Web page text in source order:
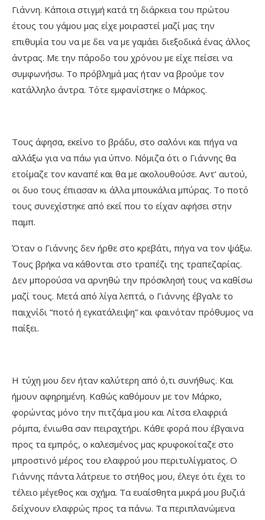
Γιάννη. Κάποια στιγμή κατά τη διάρκεια του πρώτου
έτους του γάμου μας είχε μοιραστεί μαζί μας την
επιθυμία του να με δει να με γαμάει διεξοδικά ένας άλλος
άντρας. Με την πάροδο του χρόνου με είχε πείσει να
συμφωνήσω. Το πρόβλημά μας ήταν να βρούμε τον
κατάλληλο άντρα. Τότε εμφανίστηκε ο Μάρκος.
Τους άφησα, εκείνο το βράδυ, στο σαλόνι και πήγα να
αλλάξω για να πάω για ύπνο. Νόμιζα ότι ο Γιάννης θα
ετοίμαζε τον καναπέ και θα με ακολουθούσε. Αντ’ αυτού,
οι δυο τους έπιασαν κι άλλα μπουκάλια μπύρας. Το ποτό
τους συνεχίστηκε από εκεί που το είχαν αφήσει στην
παμπ.
Όταν ο Γιάννης δεν ήρθε στο κρεβάτι, πήγα να τον ψάξω.
Τους βρήκα να κάθονται στο τραπέζι της τραπεζαρίας.
Δεν μπορούσα να αρνηθώ την πρόσκλησή τους να καθίσω
μαζί τους. Μετά από λίγα λεπτά, ο Γιάννης έβγαλε το
παιχνίδι “ποτό ή εγκατάλειψη” και φαινόταν πρόθυμος να
παίξει.
Η τύχη μου δεν ήταν καλύτερη από ό,τι συνήθως. Και
ήμουν αφηρημένη. Καθώς καθόμουν με τον Μάρκο,
φορώντας μόνο την πιτζάμα μου και Λίτσα ελαφριά
ρόμπα, ένιωθα σαν πειραχτήρι. Κάθε φορά που έβγαινα
προς τα εμπρός, ο καλεσμένος μας κρυφοκοίταζε στο
μπροστινό μέρος του ελαφρού μου περιτυλίγματος. Ο
Γιάννης πάντα λάτρευε το στήθος μου, έλεγε ότι έχει το
τέλειο μέγεθος και σχήμα. Τα ευαίσθητα μικρά μου βυζιά
δείχνουν ελαφρώς προς τα πάνω. Τα περιπλανώμενα